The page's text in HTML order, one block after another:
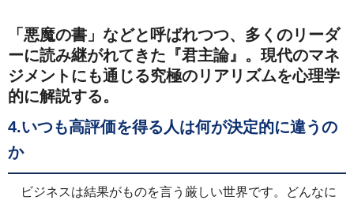
「悪魔の書」などと呼ばれつつ、多くのリーダ
ーに読み継がれてきた『君主論』。現代のマネ
ジメントにも通じる究極のリアリズムを心理学
的に解説する。
4.いつも高評価を得る人は何が決定的に違うの
か
ビジネスは結果がものを言う厳しい世界です。どんなに